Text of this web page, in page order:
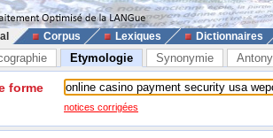
Corpus Lexiques Dictionnaires
Etymologie Synonymie
forme
notices corrigées